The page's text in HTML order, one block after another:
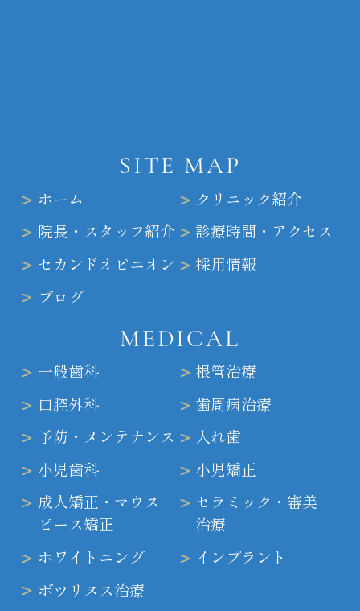
SITE MAP
ホーム クリニック紹介
院長・スタッフ紹介 診療時間・アクセス
セカンドオピニオン 採用情報
ブログ
MEDICAL
一般歯科
小児矯正
根管治療
成人矯正・マウス
ピース矯正
口腔外科
セラミック・審美
治療
歯周病治療
ホワイトニング
予防・メンテナンス
インプラント
入れ歯
ボツリヌス治療
小児歯科